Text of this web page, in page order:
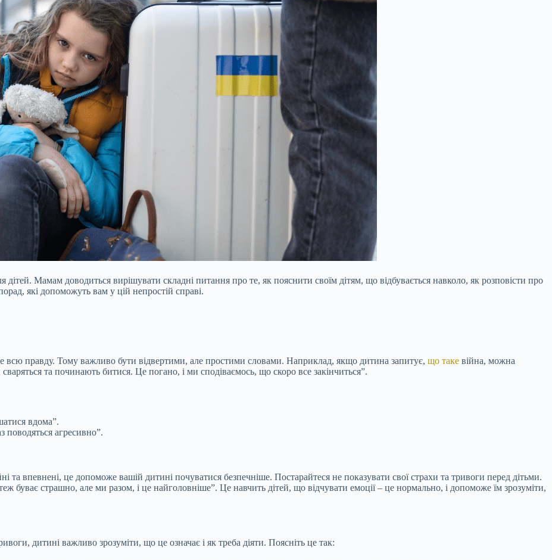
Мамам доводиться вирішувати складні питання про те, як пояснити своїм дітям, що відбувається навколо, як розповісти про
які допоможуть вам у цій непростій справі.
всю правду. Тому важливо бути відвертими, але простими словами. Наприклад, якщо дитина запитує, що таке війна, можна
та починають битися. Це погано, і ми сподіваємось, що скоро все закінчиться”.
вдома”.
поводяться агресивно”.
та впевнені, це допоможе вашій дитині почуватися безпечніше. Постарайтеся не показувати свої страхи та тривоги перед дітьми.
буває страшно, але ми разом, і це найголовніше”. Це навчить дітей, що відчувати емоції – це нормально, і допоможе їм зрозуміти,
дитині важливо зрозуміти, що це означає і як треба діяти. Поясніть це так: